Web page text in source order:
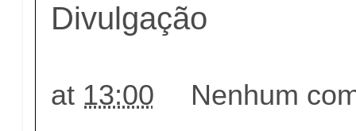
Divulgação
at 13:00 Nenhum